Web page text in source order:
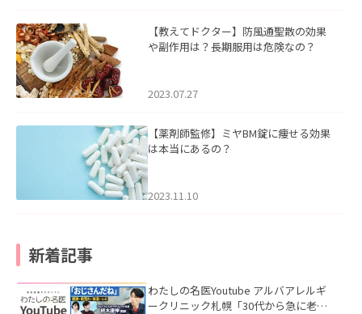
【教えてドクター】防風通聖散の効果
や副作用は？長期服用は危険なの？
2023.07.27
【薬剤師監修】ミヤBM錠に痩せる効果
は本当にあるの？
2023.11.10
新着記事
わたしの名医Youtube アルバアレルギ
ークリニック札幌「30代から急に老け